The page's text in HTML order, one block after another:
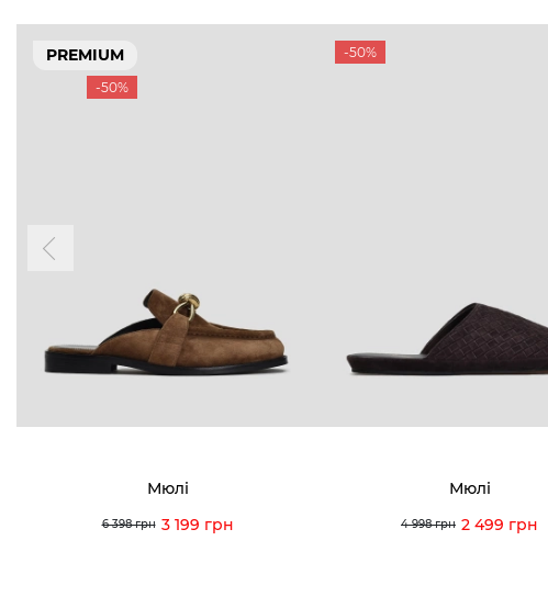
PREMIUM
-50%
Мюлі
6 398 грн 3 199 грн
-50%
Мюлі
4 998 грн 2 499 грн